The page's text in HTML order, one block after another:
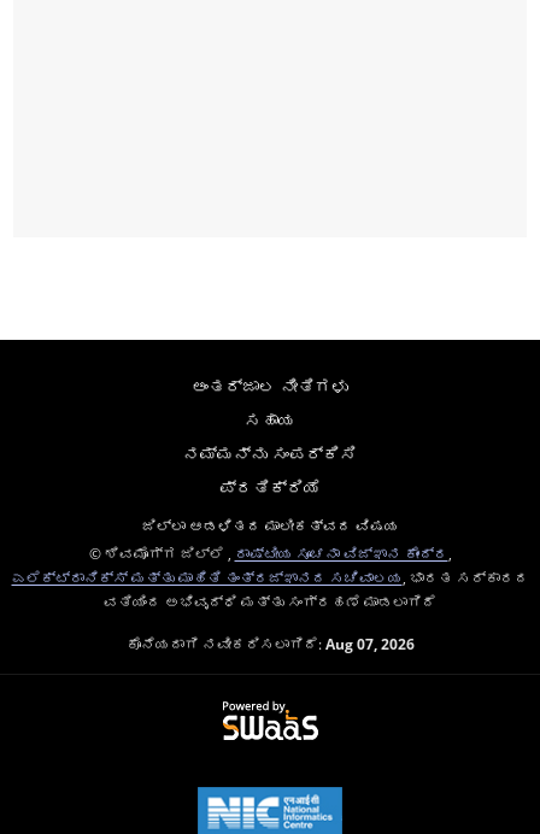
ಅಂತರ್ಜಾಲ ನೀತಿಗಳು
ಸಹಾಯ
ನಮ್ಮನ್ನು ಸಂಪರ್ಕಿಸಿ
ಪ್ರತಿಕ್ರಿಯೆ
ಜಿಲ್ಲಾ ಆಡಳಿತದ ಮಾಲೀಕತ್ವದ ವಿಷಯ
© ಶಿವಮೊಗ್ಗ ಜಿಲ್ಲೆ ,
ರಾಷ್ಟೀಯ ಸೂಚನಾ ವಿಜ್ಞಾನ ಕೇಂದ್ರ
ಎಲೆಕ್ಟ್ರಾನಿಕ್ಸ್ ಮತ್ತು ಮಾಹಿತಿ ತಂತ್ರಜ್ಞಾನದ ಸಚಿವಾಲಯ , ಭಾರತ ಸರ್ಕಾರದ
ವತಿಯಿಂದ ಅಭಿವೃದ್ಧಿ ಮತ್ತು ಸಂಗ್ರಹಣೆ ಮಾಡಲಾಗಿದೆ
ಕೊನೆಯದಾಗಿ ನವೀಕರಿಸಲಾಗಿದೆ:Aug 07, 2026